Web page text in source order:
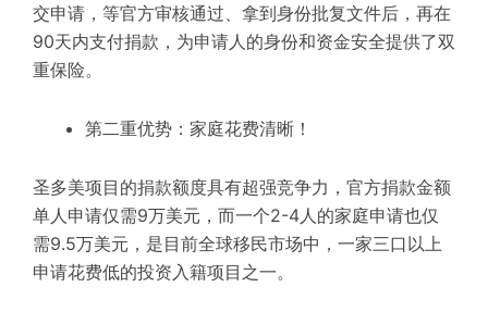
交申请，等官方审核通过、拿到身份批复文件后，再在
90天内支付捐款，为申请人的身份和资金安全提供了双
重保险。
第二重优势：家庭花费清晰！
圣多美项目的捐款额度具有超强竞争力，官方捐款金额
单人申请仅需9万美元，而一个2-4人的家庭申请也仅
需9.5万美元，是目前全球移民市场中，一家三口以上
申请花费低的投资入籍项目之一。